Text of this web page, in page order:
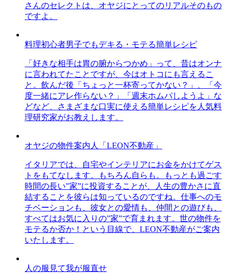
さんのセレクトは、オヤジにとってのリアルそのもの
ですよ。
料理初心者男子でもデキる・モテる簡単レシピ
「好きな相手は胃の腑からつかめ」って、昔はオンナ
に言われてたことですが、今はオトコにも言えるこ
と。飲んだ後「ちょっと一杯寄ってかない？」、「今
度一緒にアレ作らない？」「週末ホムパしようよ」な
どなど、さまざまな口実に使える簡単レシピを人気料
理研究家がお教えします。
オヤジの物件案内人「LEON不動産」
イタリアでは、自宅やインテリアにお金をかけてゲス
トをもてなします。もちろん自らも。もっとも過ごす
時間の長い”家”に投資することが、人生の豊かさに直
結することを彼らは知っているのですね。仕事へのモ
チベーションも、彼女との愛情も、仲間との遊びも、
すべてはお気に入りの”家”で育まれます。世の物件を
モテるか否か！という目線で、LEON不動産がご案内
いたします。
人の服見て我が服直せ